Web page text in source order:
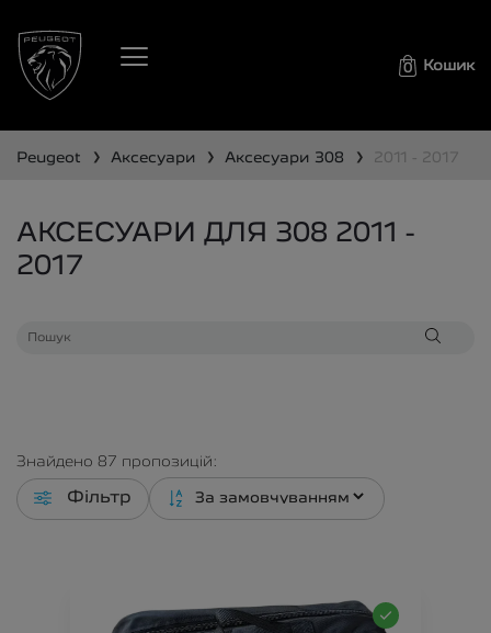
0 Кошик
peugeot ❯ аксесуари ❯ аксесуари 308 ❯ 2011 - 2017
АКСЕСУАРИ ДЛЯ 308 2011 -
2017
Знайдено 87 пропозицій:
Фільтр